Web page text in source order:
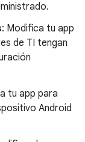
: Modifica tu app
de TI tengan
tu app para
Android